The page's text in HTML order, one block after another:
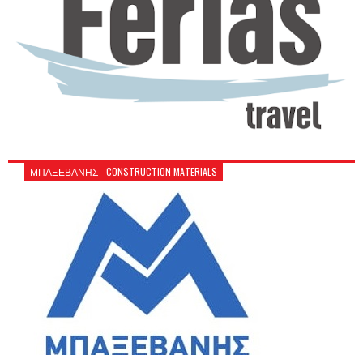
ΜΠΑΞΕΒΑΝΗΣ - CONSTRUCTION MATERIALS